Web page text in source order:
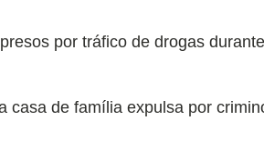
por tráfico de drogas
casa de família expulsa por